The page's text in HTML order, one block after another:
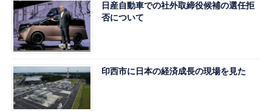
日産自動車での社外取締役候補の選任拒
否について
印西市に日本の経済成長の現場を見た